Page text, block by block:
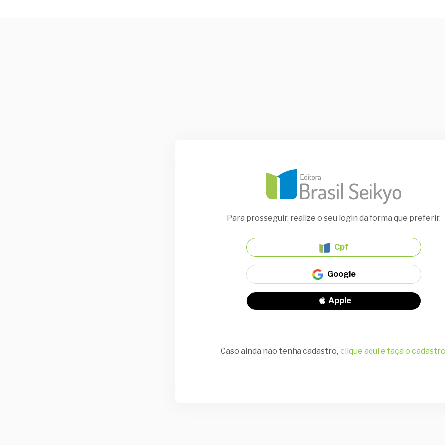
Para prosseguir, realize o seu login da forma que preferir.
Cpf
Google
Apple
Caso ainda não tenha cadastro, clique aqui e faça o